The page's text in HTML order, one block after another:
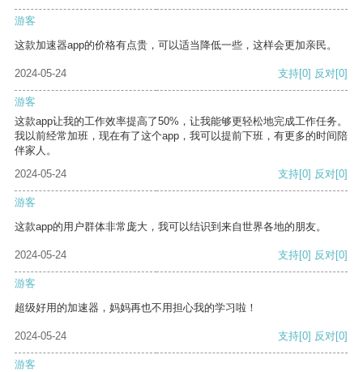
游客
这款加速器app的价格有点贵，可以适当降低一些，这样会更加亲民。
2024-05-24 支持[0] 反对[0]
游客
这款app让我的工作效率提高了50%，让我能够更轻松地完成工作任务。
我以前经常加班，现在有了这个app，我可以提前下班，有更多的时间陪
伴家人。
2024-05-24
支持[0] 反对[0]
游客
这款app的用户群体非常庞大，我可以结识到来自世界各地的朋友。
2024-05-24 支持[0] 反对[0]
游客
超级好用的加速器，妈妈再也不用担心我的学习啦！
2024-05-24 支持[0] 反对[0]
游客